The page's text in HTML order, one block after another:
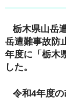
栃木県山岳
岳遭難事故防
年度に「栃木
した。
令和4年度の